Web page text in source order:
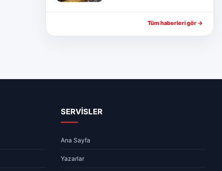
Tüm haberleri gör →
SERVİSLER
Ana Sayfa
Yazarlar